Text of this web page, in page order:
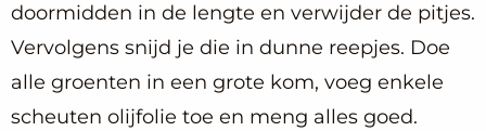
doormidden in de lengte en verwijder de pitjes.
Vervolgens snijd je die in dunne reepjes. Doe
alle groenten in een grote kom, voeg enkele
scheuten olijfolie toe en meng alles goed.